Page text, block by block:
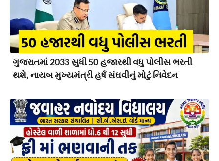
ગુજરાતમાં 2033 સુધી 50 હજારથી વધુ પોલીસ ભરતી
થશે, નાયબ મુખ્યમંત્રી હર્ષ સંઘવીનું મોટું નિવેદન